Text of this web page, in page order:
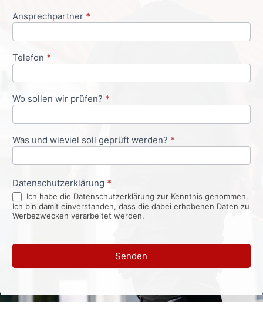
Ansprechpartner *
Telefon *
Wo sollen wir prüfen? *
Was und wieviel soll geprüft werden? *
Datenschutzerklärung *
Ich habe die Datenschutzerklärung zur Kenntnis genommen.
Ich bin damit einverstanden, dass die dabei erhobenen Daten zu
Werbezwecken verarbeitet werden.
Senden